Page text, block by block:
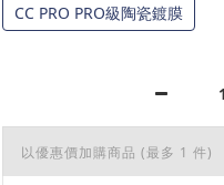
CC PRO PRO級陶瓷鍍膜
以優惠價加購商品 (最多 1 件)